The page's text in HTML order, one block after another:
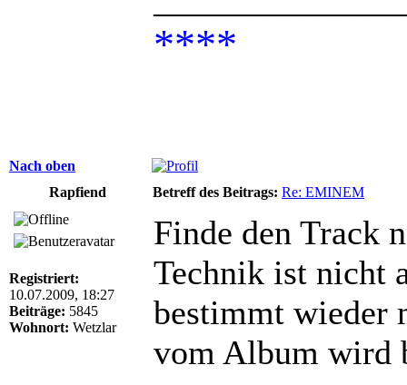
****
Nach oben
Rapfiend
Betreff des Beitrags: Re: EMINEM
Registriert:
10.07.2009, 18:27
Beiträge: 5845
Wohnort: Wetzlar
Finde den Track
Technik ist nicht
bestimmt wieder
vom Album wird